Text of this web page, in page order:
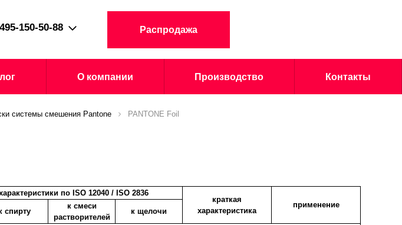
150-50-88 Распродажа
О компании Производство Контакты
системы смешения Pantone PANTONE Foil
по ISO 12040 / ISO 2836
краткая
характеристика
применение
спирту
к смеси
растворителей
к щелочи